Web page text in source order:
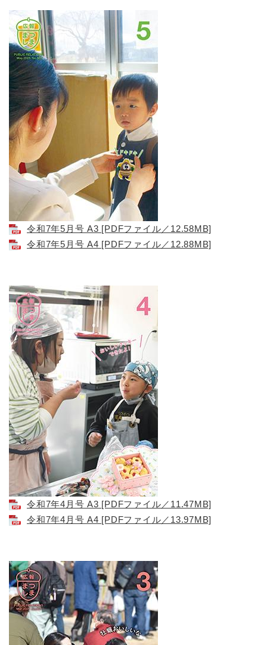
令和7年5月号 A3 [PDFファイル／12.58MB]
令和7年5月号 A4 [PDFファイル／12.88MB]
令和7年4月号 A3 [PDFファイル／11.47MB]
令和7年4月号 A4 [PDFファイル／13.97MB]